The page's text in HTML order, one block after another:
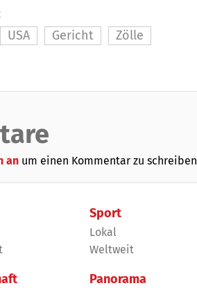
USA Gericht Zölle
an um einen Kommentar zu schreiben
Sport
Lokal
Weltweit
Panorama